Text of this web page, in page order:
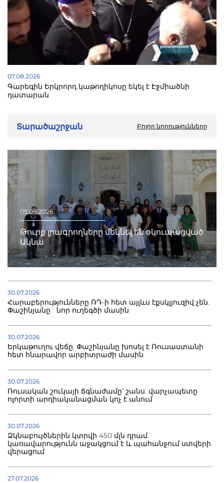
07.08.2026
Գարեգին Երկրորդ կաթողիկոսը եկել է Էջմիածնի
դատարան
Տարածաշրջան Բոլոր նորությունները
05.08.2026
Թուրք լրագրողները մեկնել են օկուպացված
Ակնա
30.07.2026
Հարաբերությունները ՌԴ-ի հետ այլևս էքսկլյուզիվ չեն.
Փաշինյանը` նոր ուղեգծի մասին
30.07.2026
Երկաթուղու վեճը. Փաշինյանը խոսել է Ռուսաստանի
հետ հնարավոր արբիտրաժի մասին
30.07.2026
Ռուսական շուկայի ճգնաժամը՝ շանս. վարչապետը
ոլորտի արդիականացման կոչ է անում
30.07.2026
Ձկնաբույծներին կտրվի 450 մլն դրամ.
կառավարությունն աջակցում է և պահանջում ստվերի
վերացում
27.07.2026